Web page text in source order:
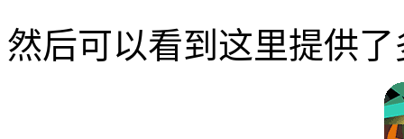
然后可以看到这里提供